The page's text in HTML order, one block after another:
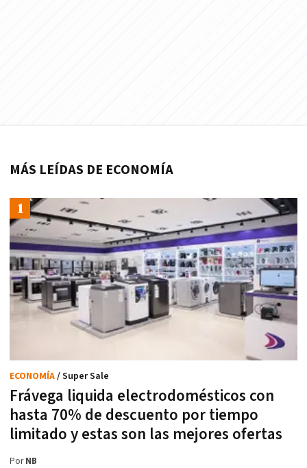
MÁS LEÍDAS DE ECONOMÍA
Frávega liquida electrodomésticos con
hasta 70% de descuento por tiempo
limitado y estas son las mejores ofertas
ECONOMÍA/ Super Sale
PorNB